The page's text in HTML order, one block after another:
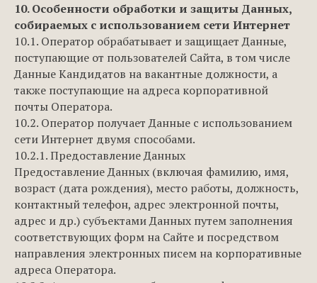
10. Особенности обработки и защиты Данных,
собираемых с использованием сети Интернет
10.1. Оператор обрабатывает и защищает Данные,
поступающие от пользователей Cайта, в том числе
Данные Кандидатов на вакантные должности, а
также поступающие на адреса корпоративной
почты Оператора.
10.2. Оператор получает Данные с использованием
сети Интернет двумя способами.
10.2.1. Предоставление Данных
Предоставление Данных (включая фамилию, имя,
возраст (дата рождения), место работы, должность,
контактный телефон, адрес электронной почты,
адрес и др.) субъектами Данных путем заполнения
соответствующих форм на Сайте и посредством
направления электронных писем на корпоративные
адреса Оператора.